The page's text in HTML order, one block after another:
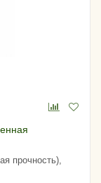
прочность),